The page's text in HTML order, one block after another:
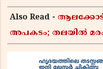
Also Read - ആലക്കോട്
അപകടം; തലയിൽ